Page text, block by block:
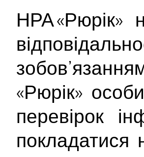
НРА
«Рюрік»
перевірок
покладатися